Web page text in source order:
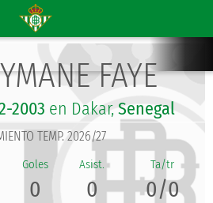
FAYE
2003 en Dakar, Senegal
TEMP. 2026/27
0 0 0/0